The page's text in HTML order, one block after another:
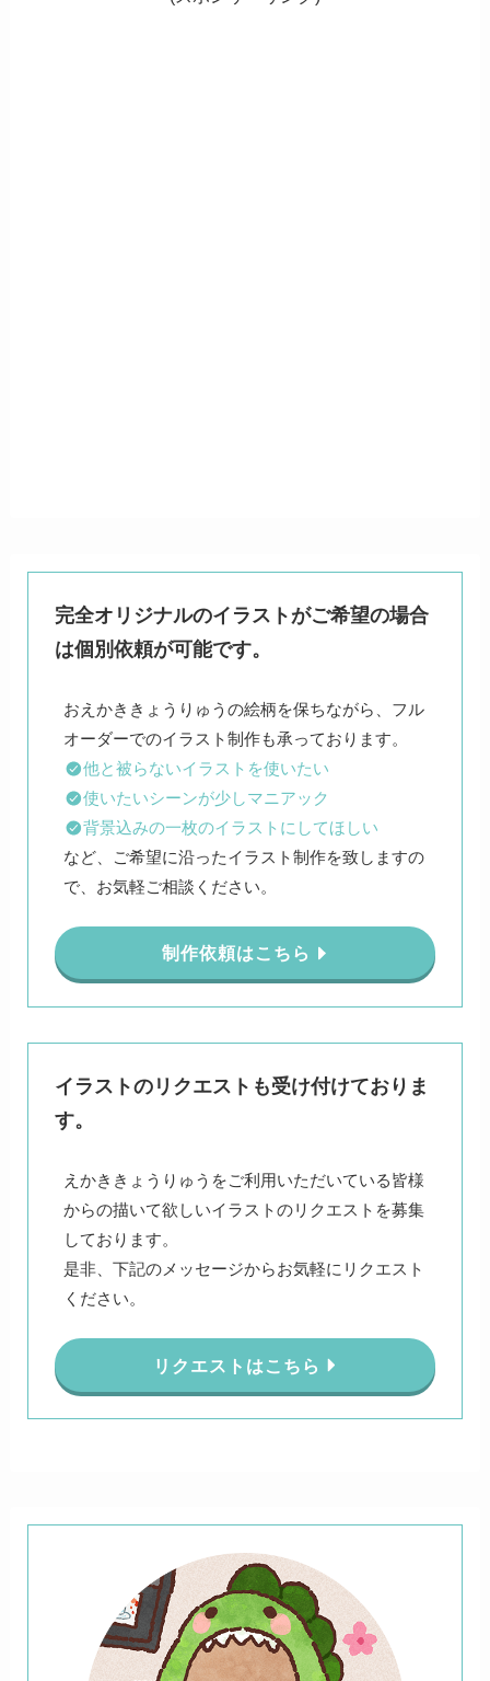
完全オリジナルのイラストがご希望の場合
は個別依頼が可能です。
おえかききょうりゅうの絵柄を保ちながら、フル
他と被らないイラストを使いたい
使いたいシーンが少しマニアック
背景込みの一枚のイラストにしてほしい
など、ご希望に沿ったイラスト制作を致しますの
で、お気軽ご相談ください。
制作依頼はこちら
イラストのリクエストも受け付けておりま
す。
えかききょうりゅうをご利用いただいている皆様
からの描いて欲しいイラストのリクエストを募集
しております。
是非、下記のメッセージからお気軽にリクエスト
ください。
リクエストはこちら